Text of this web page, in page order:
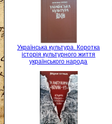
Українська культура. Коротка
історія культурного життя
українського народа